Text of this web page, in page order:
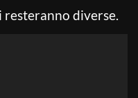
resteranno diverse.